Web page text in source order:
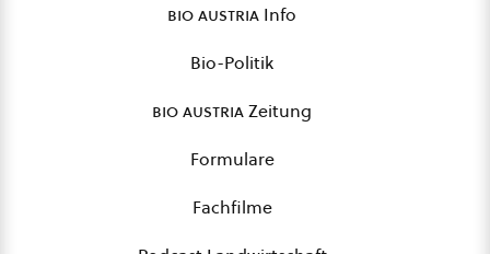
bio austria Info
Bio-Politik
bio austriaZeitung
Formulare
Fachfilme